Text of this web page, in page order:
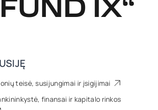
IX“
teisė, susijungimai ir įsigijimai
finansai ir kapitalo rinkos